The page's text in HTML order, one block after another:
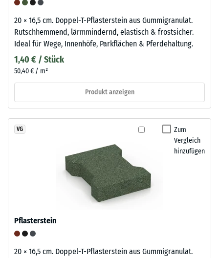
20 × 16,5 cm. Doppel-T-Pflasterstein aus Gummigranulat.
Rutschhemmend, lärmmindernd, elastisch & frostsicher.
Ideal für Wege, Innenhöfe, Parkflächen & Pferdehaltung.
1,40 € / Stück
50,40 € / m²
Produkt anzeigen
Zum
Vergleich
hinzufügen
VG
Pflasterstein
20 × 16,5 cm. Doppel-T-Pflasterstein aus Gummigranulat.